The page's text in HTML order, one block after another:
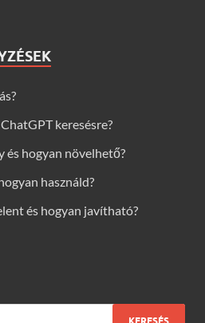
keresésre?
és hogyan növelhető?
használd?
és hogyan javítható?